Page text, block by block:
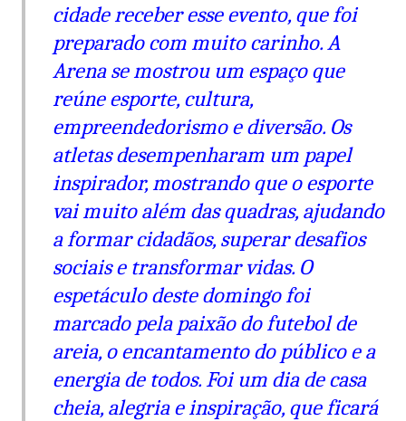
cidade receber esse evento, que foi
preparado com muito carinho. A
Arena se mostrou um espaço que
reúne esporte, cultura,
empreendedorismo e diversão. Os
atletas desempenharam um papel
inspirador, mostrando que o esporte
vai muito além das quadras, ajudando
a formar cidadãos, superar desafios
sociais e transformar vidas. O
espetáculo deste domingo foi
marcado pela paixão do futebol de
areia, o encantamento do público e a
energia de todos. Foi um dia de casa
cheia, alegria e inspiração, que ficará